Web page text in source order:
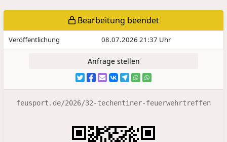
Bearbeitung beendet
Veröffentlichung 08.07.2026 21:37 Uhr
Anfrage stellen
feusport.de/2026/32-techentiner-feuerwehrtreffen